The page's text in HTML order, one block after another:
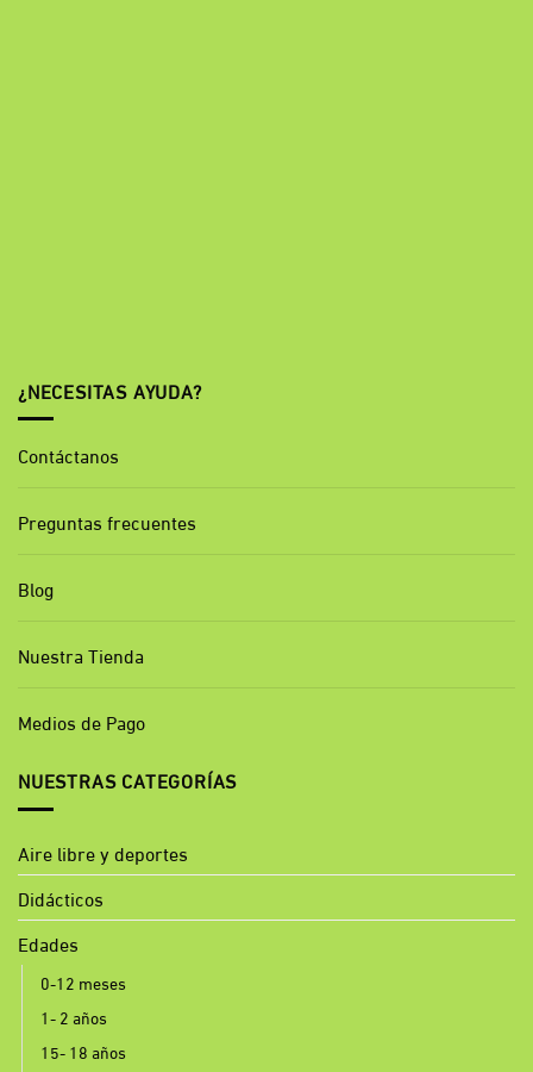
¿NECESITAS AYUDA?
Contáctanos
Preguntas frecuentes
Blog
Nuestra Tienda
Medios de Pago
NUESTRAS CATEGORÍAS
Aire libre y deportes
Didácticos
Edades
0-12 meses
1- 2 años
15- 18 años